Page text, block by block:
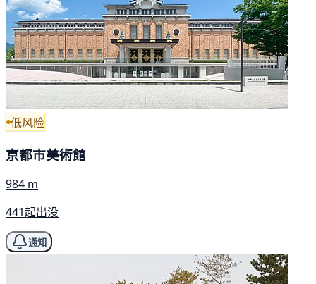
低风险
京都市美術館
984 m
441起出没
通知